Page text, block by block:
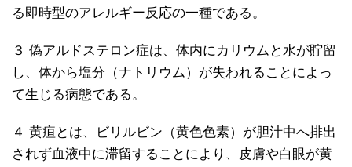
る即時型のアレルギー反応の一種である。
３ 偽アルドステロン症は、体内にカリウムと水が貯留
し、体から塩分（ナトリウム）が失われることによっ
て生じる病態である。
４ 黄疸とは、ビリルビン（黄色色素）が胆汁中へ排出
されず血液中に滞留することにより、皮膚や白眼が黄